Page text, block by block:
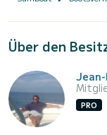
Über den
PRO